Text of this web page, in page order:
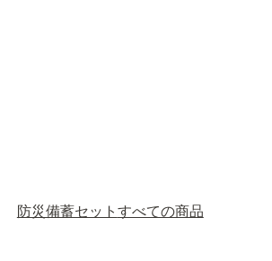
防災備蓄セット すべての商品